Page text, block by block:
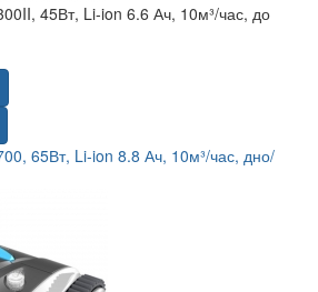
45Вт, Li-ion 6.6 Ач, 10м³/час, до
65Вт, Li-ion 8.8 Ач, 10м³/час, дно/